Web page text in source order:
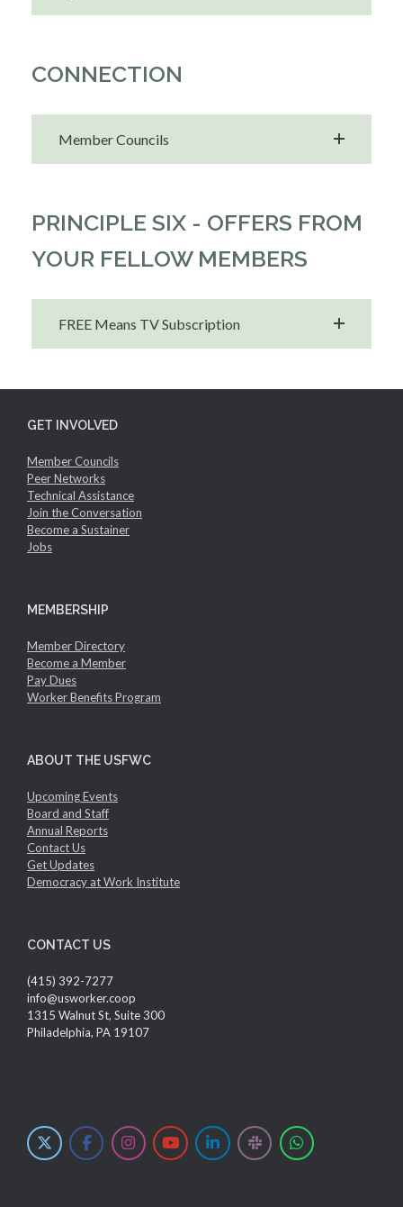
CONNECTION
Member Councils
PRINCIPLE SIX - OFFERS FROM
YOUR FELLOW MEMBERS
FREE Means TV Subscription
GET INVOLVED
Member Councils
Peer Networks
Technical Assistance
Join the Conversation
Become a Sustainer
Jobs
MEMBERSHIP
Member Directory
Become a Member
Pay Dues
Worker Benefits Program
ABOUT THE USFWC
Upcoming Events
Board and Staff
Annual Reports
Contact Us
Get Updates
Democracy at Work Institute
CONTACT US
(415) 392-7277
info@usworker.coop
1315 Walnut St, Suite 300
Philadelphia, PA 19107